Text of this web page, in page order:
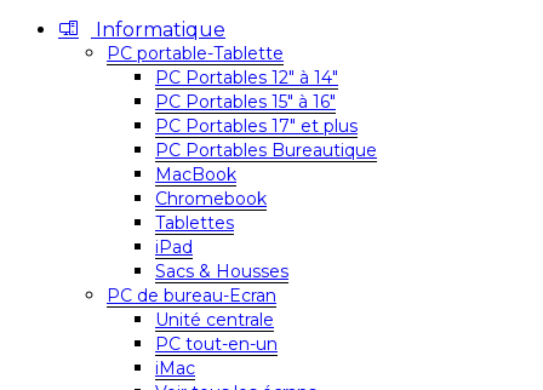
Informatique
PC portable-Tablette
PC Portables 12″ à 14″
PC Portables 15″ à 16″
PC Portables 17″ et plus
PC Portables Bureautique
MacBook
Chromebook
Tablettes
iPad
Sacs & Housses
PC de bureau-Ecran
Unité centrale
PC tout-en-un
iMac